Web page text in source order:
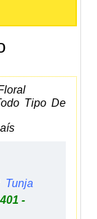
Tipo De
Tunja
-